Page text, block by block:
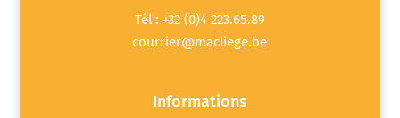
Tél : +32 (0)4 223.65.89
courrier@macliege.be
Informations